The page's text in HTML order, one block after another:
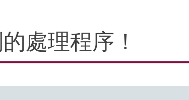
處理程序！